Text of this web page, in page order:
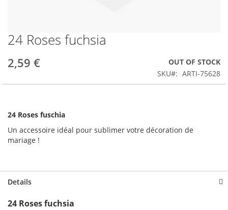
Skip
to
the
beginning
24 Roses fuchsia
2,59 €
OUT OF STOCK
SKU
ARTI-75628
24 Roses fuschia
Un accessoire idéal pour sublimer votre décoration de
mariage !
Details
24 Roses fuchsia